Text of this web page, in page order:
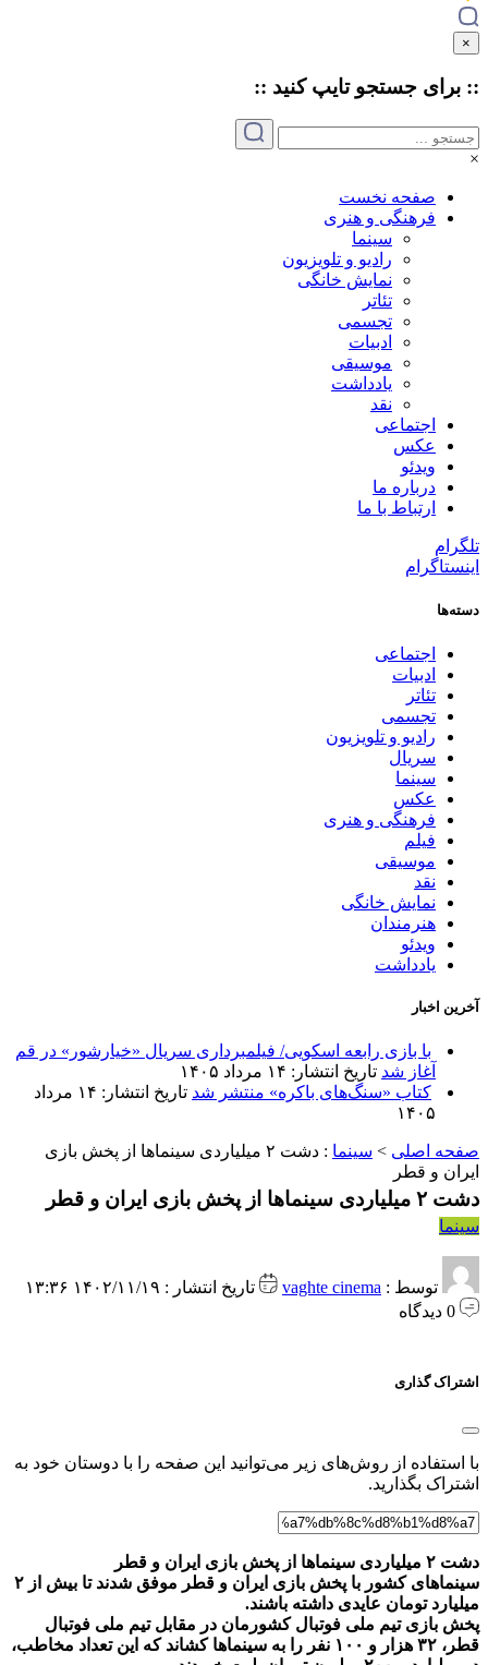
×
:: برای جستجو تایپکنید ::
×
صفحه نخست
فرهنگی و هنری
سینما
رادیو و تلویزیون
نمایش خانگی
تئاتر
تجسمی
ادبیات
موسیقی
یادداشت
نقد
اجتماعی
عکس
ویدئو
درباره ما
ارتباط با ما
تلگرام
اینستاگرام
دسته‌ها
اجتماعی
ادبیات
تئاتر
تجسمی
رادیو و تلویزیون
سریال
سینما
عکس
فرهنگی و هنری
فیلم
موسیقی
نقد
نمایش خانگی
هنرمندان
ویدئو
یادداشت
آخرین اخبار
با بازی رابعه اسکویی/ فیلمبرداری سریال «خیارشور» در قم
آغاز شد تاریخ انتشار: ۱۴ مرداد ۱۴۰۵
کتاب «سنگ‌های باکره» منتشر شد
تاریخ انتشار: ۱۴ مرداد
۱۴۰۵
صفحه اصلی > سینما :
دشت ۲ میلیاردی سینماها از پخش بازی
ایران و قطر
دشت ۲ میلیاردی سینماها از پخش بازی ایران و قطر
سینما
توسط : vaghte cinema
تاریخ انتشار : ۱۴۰۲/۱۱/۱۹ ۱۳:۳۶
اشتراک گذاری
با استفاده از روش‌های زیر می‌توانید این صفحه را با دوستان خود به
اشتراک بگذارید.
دشت ۲ میلیاردی سینماها از پخش بازی ایران و قطر
سینماهای کشور با پخش بازی ایران و قطر موفق شدند تا بیش از ۲
میلیارد تومان عایدی داشته باشند.
پخش بازی تیم ملی فوتبال کشورمان در مقابل تیم ملی فوتبال
قطر، ۳۲ هزار و ۱۰۰ نفر را به سینماها کشاند که این تعداد مخاطب،